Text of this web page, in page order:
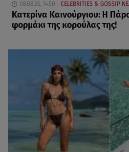
08.08.26, 14:50 CELEBRITIES & GOSSIP
Κατερίνα Καινούργιου: Η
φορμάκι της κορούλας της!